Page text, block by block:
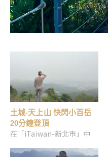
土城-天上山 快閃小百岳
20分鐘登頂
在「iTaiwan-新北市」中